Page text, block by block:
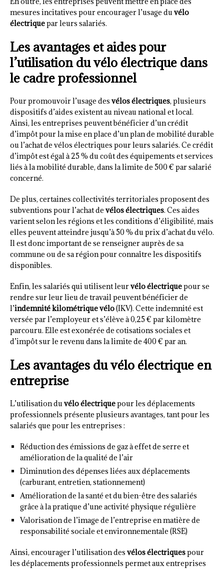
mesures incitatives pour encourager l’usage duvélo
électriquepar leurs salariés.
Les avantages et aides pour
l’utilisation du vélo électrique dans
le cadre professionnel
Pour promouvoir l’usage des vélos électriques, plusieurs
dispositifs d’aides existent au niveau national et local.
Ainsi, les entreprises peuvent bénéficier d’un crédit
d’impôt pour la mise en place d’un plan de mobilité durable
ou l’achat de vélos électriques pour leurs salariés. Ce crédit
d’impôt est égal à 25 % du coût des équipements et services
liés à la mobilité durable, dans la limite de 500 € par salarié
concerné.
De plus, certaines collectivités territoriales proposent des
subventions pour l’achat de vélos électriques. Ces aides
varient selon les régions et les conditions d’éligibilité, mais
elles peuvent atteindre jusqu’à 50 % du prix d’achat du vélo.
Il est donc important de se renseigner auprès de sa
commune ou de sa région pour connaître les dispositifs
disponibles.
Enfin, les salariés qui utilisent leurvélo électriquepour se
rendre sur leur lieu de travail peuvent bénéficier de
l’indemnité kilométrique vélo(IKV). Cette indemnité est
versée par l’employeur et s’élève à 0,25 € par kilomètre
parcouru. Elle est exonérée de cotisations sociales et
d’impôt sur le revenu dans la limite de 400 € par an.
Les avantages du vélo électrique en
entreprise
L’utilisation duvélo électriquepour les déplacements
professionnels présente plusieurs avantages, tant pour les
salariés que pour les entreprises :
Réduction des émissions de gaz à effet de serre et
amélioration de la qualité de l’air
Diminution des dépenses liées aux déplacements
(carburant, entretien, stationnement)
Amélioration de la santé et du bien-être des salariés
grâce à la pratique d’une activité physique régulière
Valorisation de l’image de l’entreprise en matière de
responsabilité sociale et environnementale (RSE)
Ainsi, encourager l’utilisation des vélos électriquespour
les déplacements professionnels permet aux entreprises